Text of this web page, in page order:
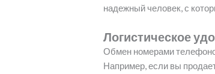
надежный человек, с
Логистическое
Обмен номерами
Например, если вы